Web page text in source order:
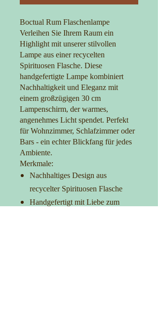
Boctual Rum Flaschenlampe
Verleihen Sie Ihrem Raum ein
Highlight mit unserer stilvollen
Lampe aus einer recycelten
Spirituosen Flasche. Diese
handgefertigte Lampe kombiniert
Nachhaltigkeit und Eleganz mit
einem großzügigen 30 cm
Lampenschirm, der warmes,
angenehmes Licht spendet. Perfekt
für Wohnzimmer, Schlafzimmer oder
Bars - ein echter Blickfang für jedes
Ambiente.
Merkmale:
Nachhaltiges Design aus
recycelter Spirituosen Flasche
Handgefertigt mit Liebe zum